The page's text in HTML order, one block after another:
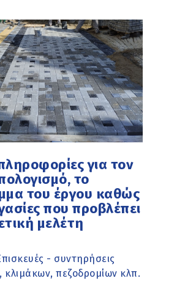
για τον
το
του έργου καθώς
που προβλέπει
μελέτη
- συντηρήσεις
πεζοδρομίων κλπ.